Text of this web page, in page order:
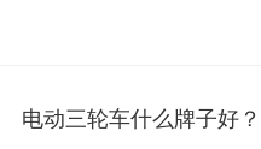
电动三轮车什么牌子好